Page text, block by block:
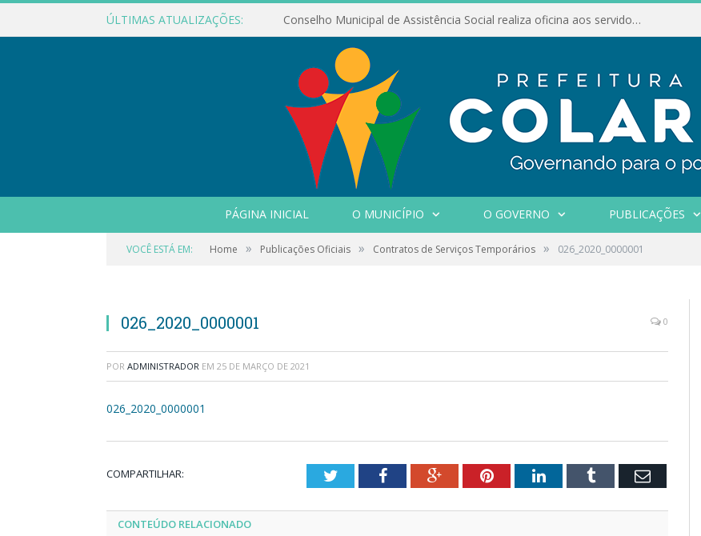
ÚLTIMAS ATUALIZAÇÕES: Conselho Municipal de Assistência Social realiza oficina aos servidores
PÁGINA INICIAL O MUNICÍPIO O GOVERNO PUBLICAÇÕES
VOCÊ ESTÁ EM: Home » Publicações Oficiais » Contratos de Serviços Temporários » 026_2020_0000001
026_2020_0000001 0
POR ADMINISTRADOR EM 25 DE MARÇO DE 2021
026_2020_0000001
COMPARTILHAR: TwitterFacebookGoogle+PinterestLinkedInTumblr Email
CONTEÚDO RELACIONADO